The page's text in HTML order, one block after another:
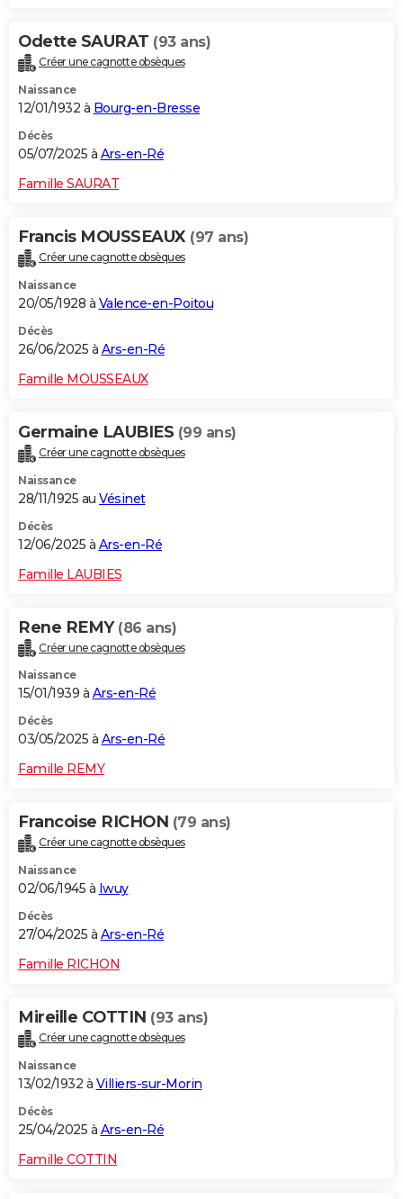
Odette SAURAT (93 ans)
Créer une cagnotte obsèques
Naissance
12/01/1932 à Bourg-en-Bresse
Décès
05/07/2025 à Ars-en-Ré
Famille SAURAT
Francis MOUSSEAUX (97 ans)
Créer une cagnotte obsèques
Naissance
20/05/1928 à Valence-en-Poitou
Décès
26/06/2025 à Ars-en-Ré
Famille MOUSSEAUX
Germaine LAUBIES (99 ans)
Créer une cagnotte obsèques
Naissance
28/11/1925 au Vésinet
Décès
12/06/2025 à Ars-en-Ré
Famille LAUBIES
Rene REMY (86 ans)
Créer une cagnotte obsèques
Naissance
15/01/1939 à Ars-en-Ré
Décès
03/05/2025 à Ars-en-Ré
Famille REMY
Francoise RICHON (79 ans)
Créer une cagnotte obsèques
Naissance
02/06/1945 à Iwuy
Décès
27/04/2025 à Ars-en-Ré
Famille RICHON
Mireille COTTIN (93 ans)
Créer une cagnotte obsèques
Naissance
13/02/1932 à Villiers-sur-Morin
Décès
25/04/2025 à Ars-en-Ré
Famille COTTIN